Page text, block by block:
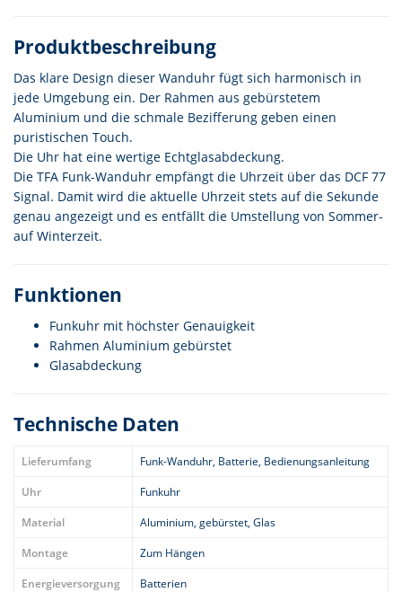
Produktbeschreibung
Das klare Design dieser Wanduhr fügt sich harmonisch in
jede Umgebung ein. Der Rahmen aus gebürstetem
Aluminium und die schmale Bezifferung geben einen
puristischen Touch.
Die Uhr hat eine wertige Echtglasabdeckung.
Die TFA Funk-Wanduhr empfängt die Uhrzeit über das DCF 77
Signal. Damit wird die aktuelle Uhrzeit stets auf die Sekunde
genau angezeigt und es entfällt die Umstellung von Sommer-
auf Winterzeit.
Funktionen
Funkuhr mit höchster Genauigkeit
Rahmen Aluminium gebürstet
Glasabdeckung
Technische Daten
Lieferumfang
Funk-Wanduhr, Batterie, Bedienungsanleitung
Uhr
Funkuhr
Material
Aluminium, gebürstet, Glas
Montage
Zum Hängen
Energieversorgung
Batterien